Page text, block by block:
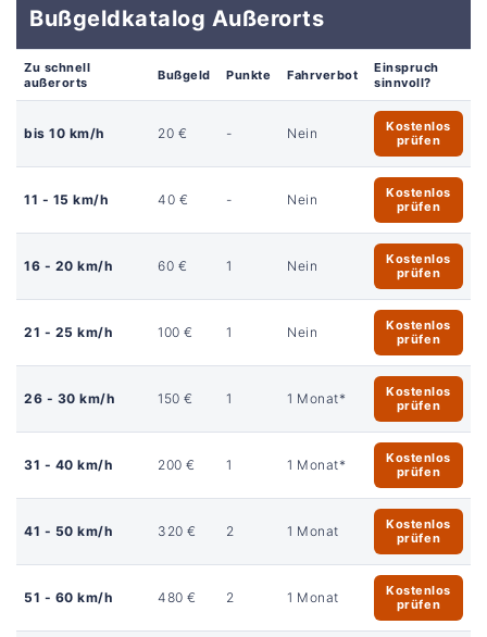
Bußgeldkatalog Außerorts
Zu schnell
außerorts
Bußgeld Punkte Fahrverbot
Einspruch
sinnvoll?
bis 10 km/h 20 € - Nein
Kostenlos
prüfen
11 - 15 km/h 40 € - Nein
Kostenlos
prüfen
16 - 20 km/h 60 € 1 Nein
Kostenlos
prüfen
21 - 25 km/h 100 € 1 Nein
Kostenlos
prüfen
26 - 30 km/h 150 € 1 1 Monat*
Kostenlos
prüfen
31 - 40 km/h 200 € 1 1 Monat*
Kostenlos
prüfen
41 - 50 km/h 320 € 2 1 Monat
Kostenlos
prüfen
51 - 60 km/h 480 € 2 1 Monat
Kostenlos
prüfen